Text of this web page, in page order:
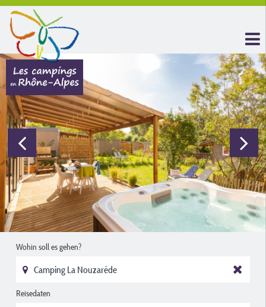
Wohin soll es gehen?
Reisedaten